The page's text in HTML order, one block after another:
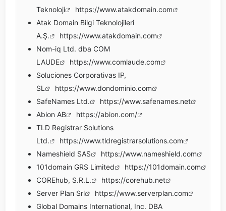
Teknoloji
https://www.atakdomain.com
Atak Domain Bilgi Teknolojileri
A.Ş.
https://www.atakdomain.com
Nom-iq Ltd. dba COM
LAUDE
https://www.comlaude.com
Soluciones Corporativas IP,
SL
https://www.dondominio.com
SafeNames Ltd.
https://www.safenames.net
Abion AB
https://abion.com/
TLD Registrar Solutions
Ltd.
https://www.tldregistrarsolutions.com
Nameshield SAS
https://www.nameshield.com
101domain GRS Limited
https://101domain.com
COREhub, S.R.L.
https://corehub.net
Server Plan Srl
https://www.serverplan.com
Global Domains International, Inc. DBA